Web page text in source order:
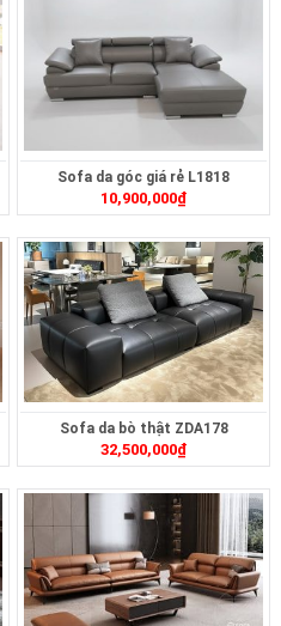
Sofa da góc giá rẻ L1818
10,900,000₫
Sofa da bò thật ZDA178
32,500,000₫